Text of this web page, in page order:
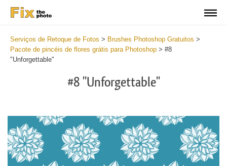
Serviços de Retoque de Fotos > Brushes Photoshop Gratuitos >
Pacote de pincéis de flores grátis para Photoshop > #8
"Unforgettable"
#8 "Unforgettable"